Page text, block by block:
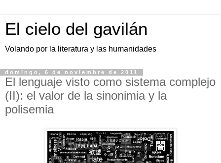
El cielo del gavilán
Volando por la literatura y las humanidades
domingo, 6 de noviembre de 2011
El lenguaje visto como sistema complejo
(II): el valor de la sinonimia y la
polisemia